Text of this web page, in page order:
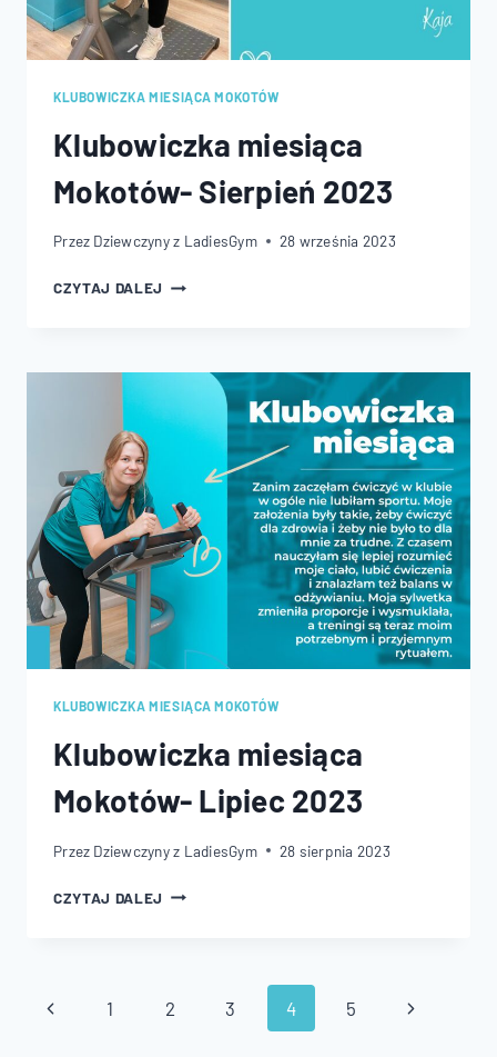
KLUBOWICZKA MIESIĄCA MOKOTÓW
Klubowiczka miesiąca
Mokotów- Sierpień 2023
Przez Dziewczyny z LadiesGym 28 września 2023
CZYTAJ DALEJ KLUBOWICZKA
2023
KLUBOWICZKA MIESIĄCA MOKOTÓW
Klubowiczka miesiąca
Mokotów- Lipiec 2023
Przez Dziewczyny z LadiesGym 28 sierpnia 2023
CZYTAJ DALEJ KLUBOWICZKA
Nawigacja
Poprzednia
1 2 3 4 5
Następna